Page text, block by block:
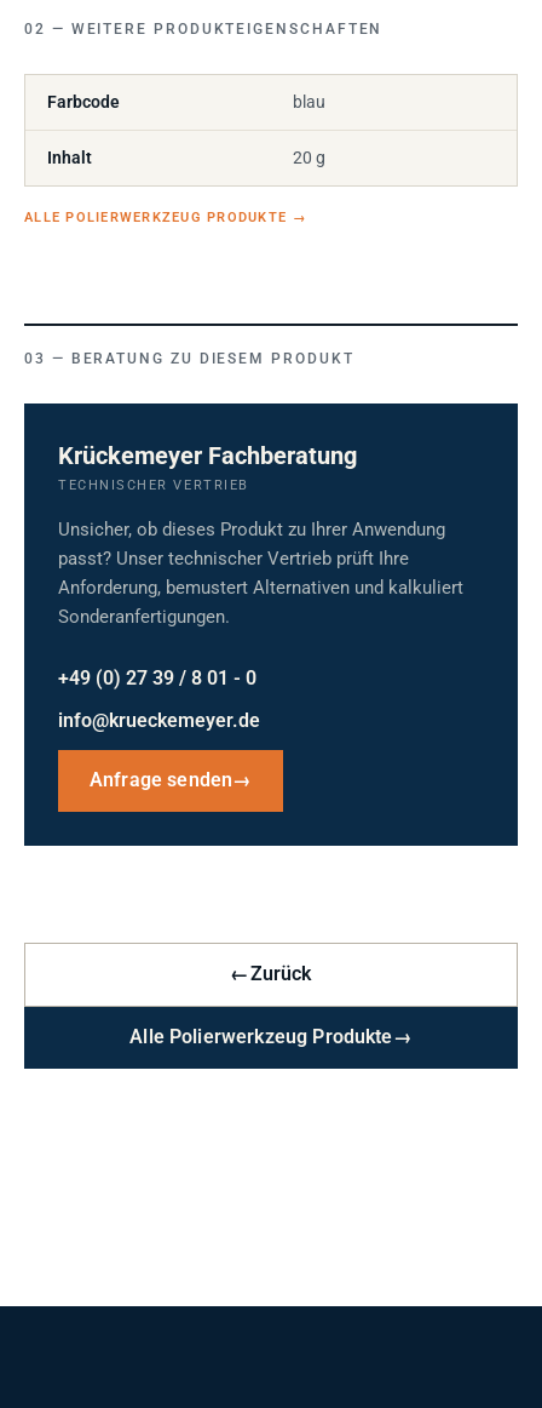
WEITERE PRODUKTEIGENSCHAFTEN
Farbcode blau
Inhalt 20 g
ALLE POLIERWERKZEUG PRODUKTE →
BERATUNG ZU DIESEM PRODUKT
Krückemeyer Fachberatung
TECHNISCHER VERTRIEB
Unsicher, ob dieses Produkt zu Ihrer Anwendung
passt? Unser technischer Vertrieb prüft Ihre
Anforderung, bemustert Alternativen und kalkuliert
Sonderanfertigungen.
+49 (0) 27 39 / 8 01 - 0
info@krueckemeyer.de
Anfrage senden→
←Zurück
Alle Polierwerkzeug Produkte→